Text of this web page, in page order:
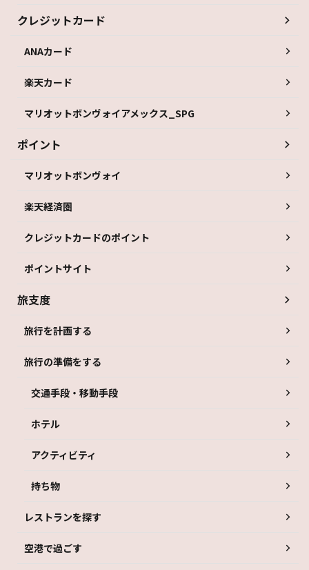
クレジットカード
ANAカード
楽天カード
マリオットボンヴォイアメックス_SPG
ポイント
マリオットボンヴォイ
楽天経済圏
クレジットカードのポイント
ポイントサイト
旅支度
旅行を計画する
旅行の準備をする
交通手段・移動手段
ホテル
アクティビティ
持ち物
レストランを探す
空港で過ごす